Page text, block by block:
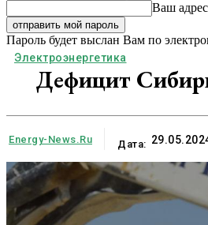
Ваш
Пароль будет выслан Вам по
Электроэнергетика
Дефицит
Energy-News.ru Дата: